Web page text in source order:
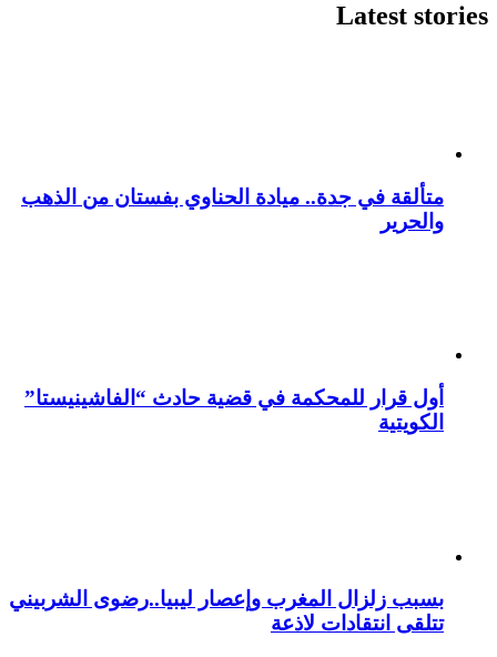
Latest stories
متألقة في جدة.. ميادة الحناوي بفستان من الذهب
والحرير
أول قرار للمحكمة في قضية حادث “الفاشينيستا”
الكويتية
بسبب زلزال المغرب وإعصار ليبيا..رضوى الشربيني
تتلقى انتقادات لاذعة